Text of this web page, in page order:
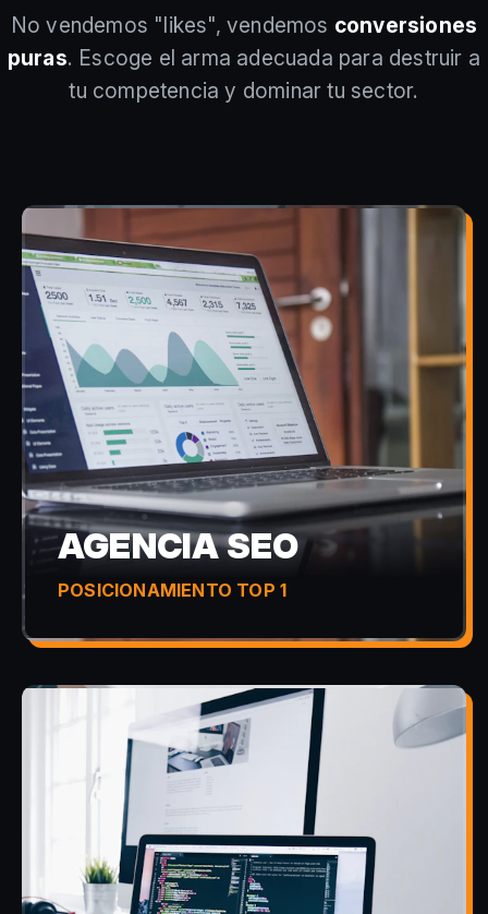
No vendemos "likes", vendemos conversiones
puras. Escoge el arma adecuada para destruir a
tu competencia y dominar tu sector.
AGENCIA SEO
POSICIONAMIENTO TOP 1